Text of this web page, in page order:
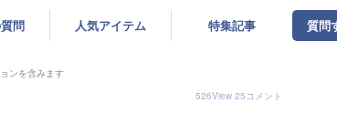
問 人気アイテム 特集記事 質問
ンを含みます
526View 25コメント